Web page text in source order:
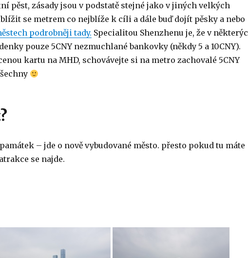
pěst, zásady jsou v podstatě stejné jako v jiných velkých
se metrem co nejblíže k cíli a dále buď dojít pěsky a nebo
podrobněji tady. Specialitou Shenzhenu je, že v
pouze 5CNY nezmuchlané bankovky (někdy 5 a 10CNY).
kartu na MHD, schovávejte si na metro zachovalé 5CNY
– jde o nově vybudované město. přesto pokud tu máte
se najde.